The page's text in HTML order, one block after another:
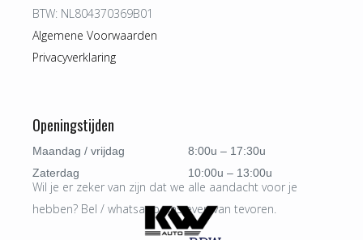
BTW: NL804370369B01
Algemene Voorwaarden
Privacyverklaring
Openingstijden
Maandag / vrijdag
8:00u – 17:30u
Zaterdag
10:00u – 13:00u
Wil je er zeker van zijn dat we alle aandacht voor je
hebben? Bel / whatsapp ons even van tevoren.